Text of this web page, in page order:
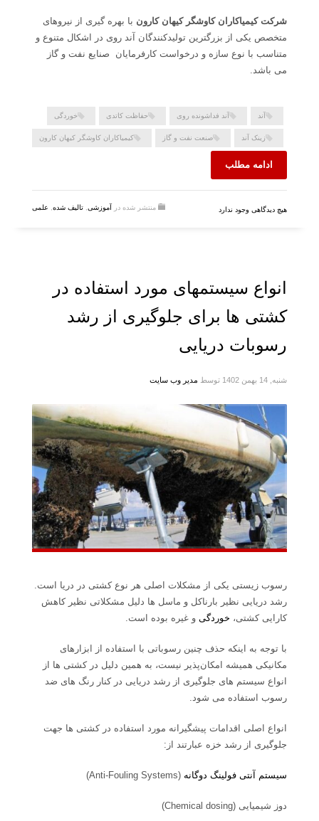
شرکت کیمیاکاران کاوشگر کیهان کارون با بهره گیری از نیروهای
متخصص یکی از بزرگترین تولیدکنندگان آند روی در اشکال متنوع و
متناسب با نوع سازه و درخواست کارفرمایان صنایع نفت و گاز
می باشد.
آند آند فداشونده روی حفاظت کاتدی خوردگی
زینک آند صنعت نفت و گاز کیمیاکاران کاوشگر کیهان کارون
ادامه مطلب
منتشر شده در آموزشی, تالیف شده, علمی هیچ دیدگاهی وجود ندارد
انواع سیستمهای مورد استفاده در
کشتی ها برای جلوگیری از رشد
رسوبات دریایی
شنبه, 14 بهمن 1402 توسط مدیر وب سایت
رسوب زیستی یکی از مشکلات اصلی هر نوع کشتی در دریا است.
رشد دریایی نظیر بارناکل و ماسل ها دلیل مشکلاتی نظیر کاهش
کارایی کشتی، خوردگی و غیره بوده است.
با توجه به اینکه حذف چنین رسوباتی با استفاده از ابزارهای
مکانیکی همیشه امکان‌پذیر نیست، به همین دلیل در کشتی ها از
انواع سیستم های جلوگیری از رشد دریایی در کنار رنگ های ضد
رسوب استفاده می شود.
انواع اصلی اقدامات پیشگیرانه مورد استفاده در کشتی ها جهت
جلوگیری از رشد خزه عبارتند از:
سیستم آنتی فولینگ دوگانه (Anti-Fouling Systems)
دوز شیمیایی (Chemical dosing)